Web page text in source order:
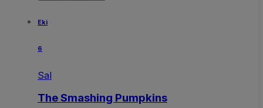
Eki
6
Sal
The Smashing Pumpkins